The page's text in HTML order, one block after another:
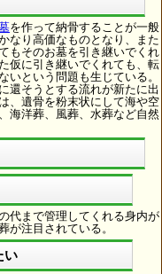
を作って納骨することが一般
なり高価なものとなり、また
もそのお墓を引き継いでくれ
仮に引き継いでくれても、転
いという問題も生じている。
還そうとする流れが新たに出
、遺骨を粉末状にして海や空
、海洋葬、風葬、水葬など自然
代まで管理してくれる身内が
が注目されている。
い